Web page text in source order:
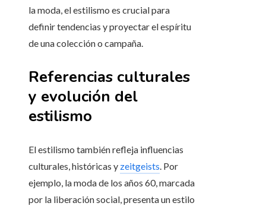
la moda, el estilismo es crucial para
definir tendencias y proyectar el espíritu
de una colección o campaña.
Referencias culturales
y evolución del
estilismo
El estilismo también refleja influencias
culturales, históricas y zeitgeists. Por
ejemplo, la moda de los años 60, marcada
por la liberación social, presenta un estilo